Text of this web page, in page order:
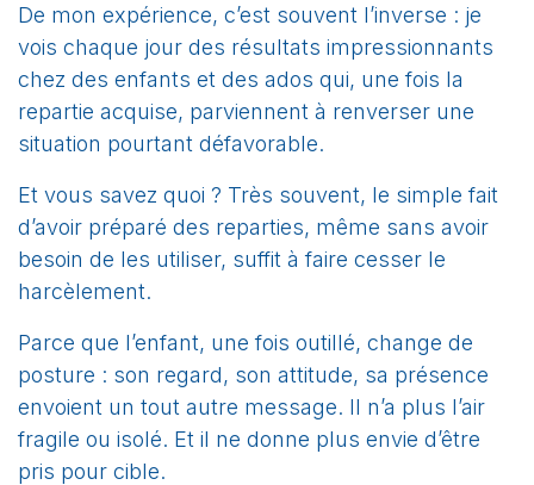
De mon expérience, c’est souvent l’inverse : je
vois chaque jour des résultats impressionnants
chez des enfants et des ados qui, une fois la
repartie acquise, parviennent à renverser une
situation pourtant défavorable.
Et vous savez quoi ? Très souvent, le simple fait
d’avoir préparé des reparties, même sans avoir
besoin de les utiliser, suffit à faire cesser le
harcèlement.
Parce que l’enfant, une fois outillé, change de
posture : son regard, son attitude, sa présence
envoient un tout autre message. Il n’a plus l’air
fragile ou isolé. Et il ne donne plus envie d’être
pris pour cible.